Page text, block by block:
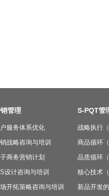
管理
服务体系优化
战略咨询与培训
商务营销计划
设计咨询与培训
开拓策略咨询与培训
S-PQT管
战略执行
商品循环
品质循环
核心技术
新品开发